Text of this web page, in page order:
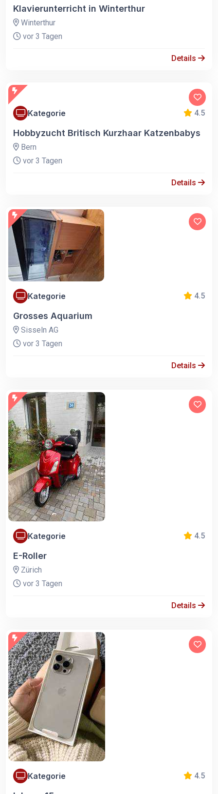
Klavierunterricht in Winterthur
Winterthur
vor 3 Tagen
Details
Kategorie 4.5
Hobbyzucht Britisch Kurzhaar Katzenbabys
Bern
vor 3 Tagen
Details
Kategorie 4.5
Grosses Aquarium
Sisseln AG
vor 3 Tagen
Details
Kategorie 4.5
E-Roller
Zürich
vor 3 Tagen
Details
Kategorie 4.5